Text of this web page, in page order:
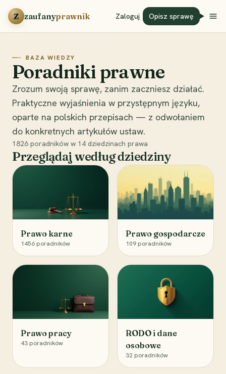
Przejdź do treści
Z zaufanyprawnik Zaloguj Opisz sprawę
BAZA WIEDZY
Poradniki prawne
Zrozum swoją sprawę, zanim zaczniesz działać.
Praktyczne wyjaśnienia w przystępnym języku,
oparte na polskich przepisach — z odwołaniem
do konkretnych artykułów ustaw.
1826 poradników w 14 dziedzinach prawa
Przeglądaj według dziedziny
Prawo karne
1456 poradników
Prawo gospodarcze
109 poradników
Prawo pracy
43 poradników
RODO i dane
osobowe
32 poradników